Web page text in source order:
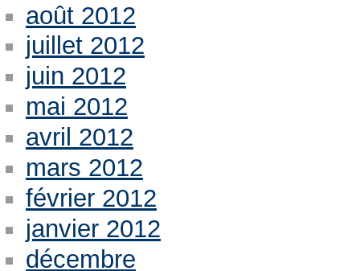
août 2012
juillet 2012
juin 2012
mai 2012
avril 2012
mars 2012
février 2012
janvier 2012
décembre